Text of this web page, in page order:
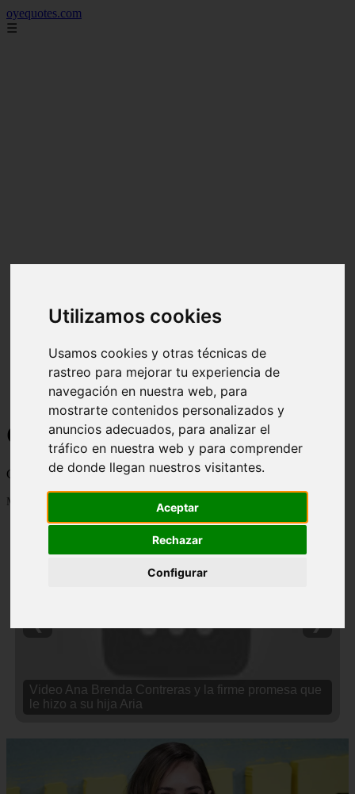
Utilizamos cookies
Usamos cookies y otras técnicas de
rastreo para mejorar tu experiencia de
navegación en nuestra web, para
mostrarte contenidos personalizados y
anuncios adecuados, para analizar el
tráfico en nuestra web y para comprender
de donde llegan nuestros visitantes.
Aceptar
Rechazar
Configurar
oyequotes.com
☰
Curiosidades y Sabias que
Cosas curiosas, curiosidades, noticias impactantes y mucho mas
Mostrando 1 - 24 de 2838 artículos
Video Ana Brenda Contreras y la firme promesa que
le hizo a su hija Aria